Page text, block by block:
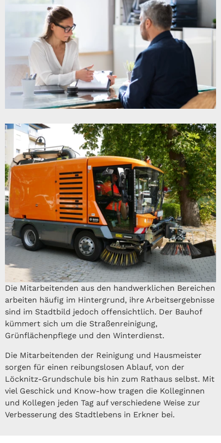
Die Mitarbeitenden aus den handwerklichen Bereichen
arbeiten häufig im Hintergrund, ihre Arbeitsergebnisse
sind im Stadtbild jedoch offensichtlich. Der Bauhof
kümmert sich um die Straßenreinigung,
Grünflächenpflege und den Winterdienst.
Die Mitarbeitenden der Reinigung und Hausmeister
sorgen für einen reibungslosen Ablauf, von der
Löcknitz-Grundschule bis hin zum Rathaus selbst. Mit
viel Geschick und Know-how tragen die Kolleginnen
und Kollegen jeden Tag auf verschiedene Weise zur
Verbesserung des Stadtlebens in Erkner bei.